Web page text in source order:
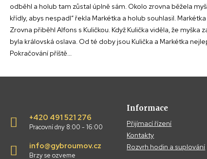
odběhl a holub tam zůstal úplně sám. Okolo zrovna běžela
křídly, abys nespadl“ řekla Markétka a holub souhlasil.
Zrovna přiběhl Alfons s Kuličkou. Když Kulička viděla, že
byla královská oslava. Od té doby jsou Kulička a Markétka
Pokračování příště...
+420 491 521 276
Pracovní dny 8:00 - 16:00
info@gybroumov.cz
Brzy se ozveme
Informace
Přijímací řízení
Kontakty
Rozvrh hodin a suplování